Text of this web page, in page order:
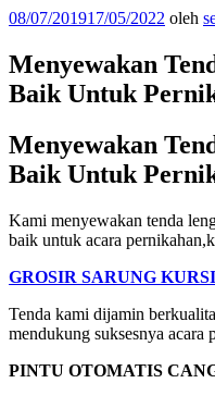
Diposkan
08/07/201917/05/2022 oleh
Menyewakan
Baik Untuk
Menyewakan
Baik Untuk
Kami menyewakan tenda
baik untuk acara
GROSIR SARUNG
Tenda kami dijamin
mendukung suksesnya acara
PINTU OTOMATIS